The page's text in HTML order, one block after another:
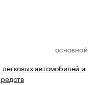
ОСНОВНОЙ
автомобилей и